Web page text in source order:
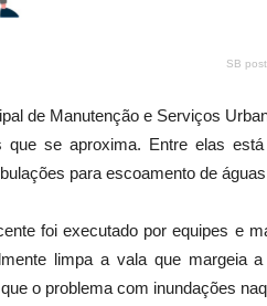
SB post
de Manutenção e Serviços
que se aproxima. Entre elas
para escoamento de
foi executado por equipes e
limpa a vala que margeia
o problema com inundações